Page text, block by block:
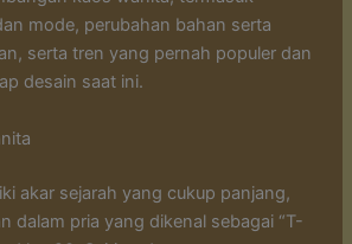
mode, perubahan bahan serta
serta tren yang pernah populer dan
desain saat ini.
akar sejarah yang cukup panjang,
dalam pria yang dikenal sebagai “T-